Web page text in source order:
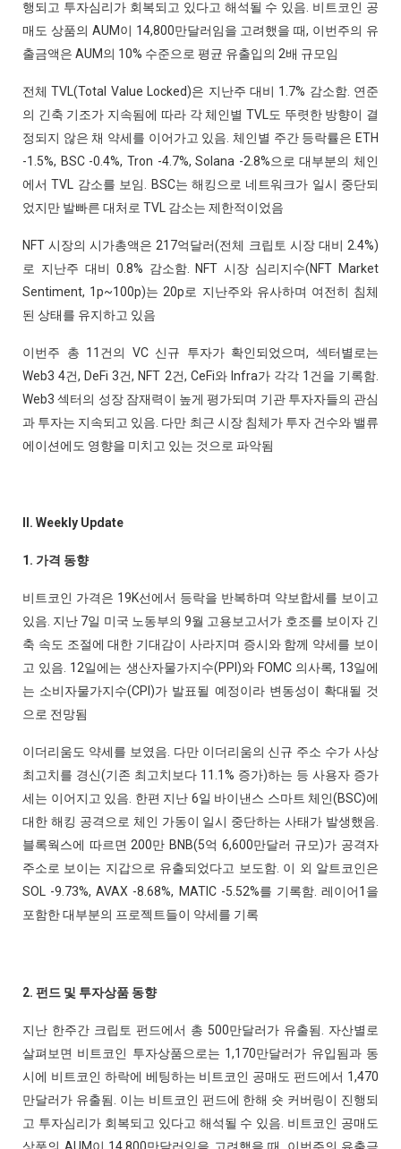
행되고 투자심리가 회복되고 있다고 해석될 수 있음. 비트코인 공
매도 상품의 AUM이 14,800만달러임을 고려했을 때, 이번주의 유
출금액은 AUM의 10% 수준으로 평균 유출입의 2배 규모임
전체 TVL(Total Value Locked)은 지난주 대비 1.7% 감소함. 연준
의 긴축 기조가 지속됨에 따라 각 체인별 TVL도 뚜렷한 방향이 결
정되지 않은 채 약세를 이어가고 있음. 체인별 주간 등락률은 ETH
-1.5%, BSC -0.4%, Tron -4.7%, Solana -2.8%으로 대부분의 체인
에서 TVL 감소를 보임. BSC는 해킹으로 네트워크가 일시 중단되
었지만 발빠른 대처로 TVL 감소는 제한적이었음
NFT 시장의 시가총액은 217억달러(전체 크립토 시장 대비 2.4%)
로 지난주 대비 0.8% 감소함. NFT 시장 심리지수(NFT Market
Sentiment, 1p~100p)는 20p로 지난주와 유사하며 여전히 침체
된 상태를 유지하고 있음
이번주 총 11건의 VC 신규 투자가 확인되었으며, 섹터별로는
Web3 4건, DeFi 3건, NFT 2건, CeFi와 Infra가 각각 1건을 기록함.
Web3 섹터의 성장 잠재력이 높게 평가되며 기관 투자자들의 관심
과 투자는 지속되고 있음. 다만 최근 시장 침체가 투자 건수와 밸류
에이션에도 영향을 미치고 있는 것으로 파악됨
II. Weekly Update
1. 가격 동향
비트코인 가격은 19K선에서 등락을 반복하며 약보합세를 보이고
있음. 지난 7일 미국 노동부의 9월 고용보고서가 호조를 보이자 긴
축 속도 조절에 대한 기대감이 사라지며 증시와 함께 약세를 보이
고 있음. 12일에는 생산자물가지수(PPI)와 FOMC 의사록, 13일에
는 소비자물가지수(CPI)가 발표될 예정이라 변동성이 확대될 것
으로 전망됨
이더리움도 약세를 보였음. 다만 이더리움의 신규 주소 수가 사상
최고치를 경신(기존 최고치보다 11.1% 증가)하는 등 사용자 증가
세는 이어지고 있음. 한편 지난 6일 바이낸스 스마트 체인(BSC)에
대한 해킹 공격으로 체인 가동이 일시 중단하는 사태가 발생했음.
블록웍스에 따르면 200만 BNB(5억 6,600만달러 규모)가 공격자
주소로 보이는 지갑으로 유출되었다고 보도함. 이 외 알트코인은
SOL -9.73%, AVAX -8.68%, MATIC -5.52%를 기록함. 레이어1을
포함한 대부분의 프로젝트들이 약세를 기록
2. 펀드 및 투자상품 동향
지난 한주간 크립토 펀드에서 총 500만달러가 유출됨. 자산별로
살펴보면 비트코인 투자상품으로는 1,170만달러가 유입됨과 동
시에 비트코인 하락에 베팅하는 비트코인 공매도 펀드에서 1,470
만달러가 유출됨. 이는 비트코인 펀드에 한해 숏 커버링이 진행되
고 투자심리가 회복되고 있다고 해석될 수 있음. 비트코인 공매도
상품의 AUM이 14,800만달러임을 고려했을 때, 이번주의 유출금